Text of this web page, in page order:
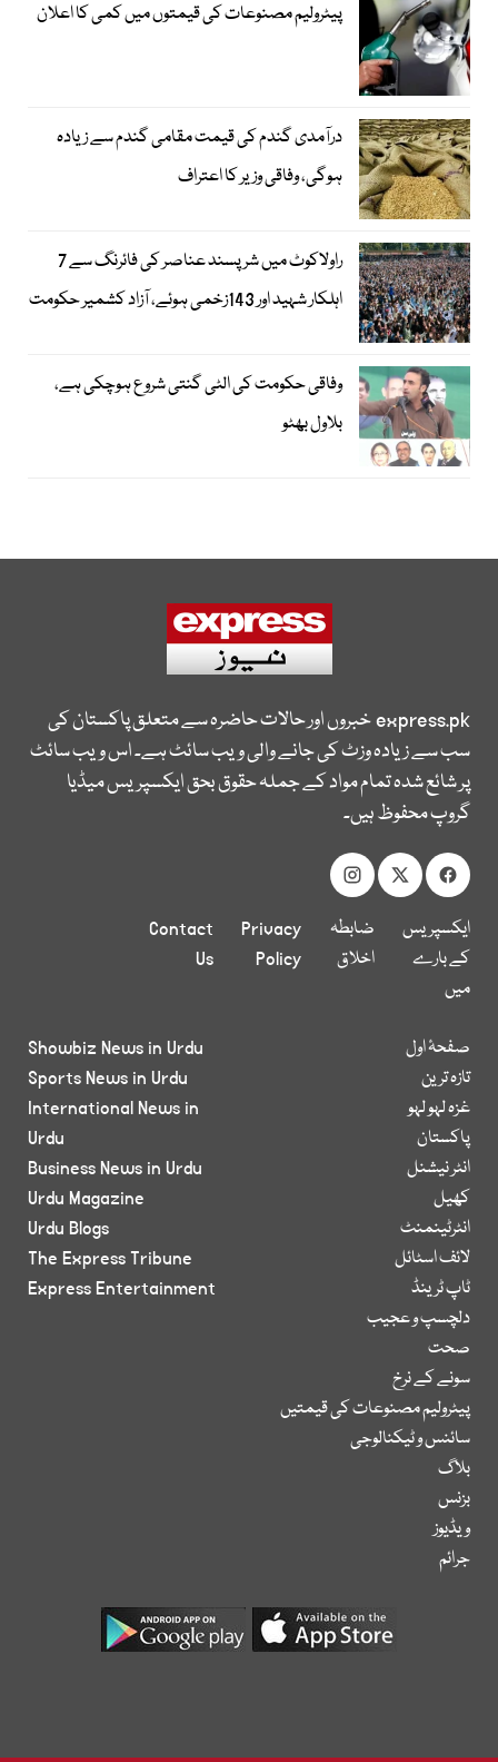
پیٹرولیم مصنوعات کی قیمتوں میں کمی کا اعلان
درآمدی گندم کی قیمت مقامی گندم سے زیادہ
ہوگی، وفاقی وزیر کا اعتراف
راولاکوٹ میں شرپسند عناصر کی فائرنگ سے 7
اہلکار شہید اور 143زخمی ہوئے، آزاد کشمیر حکومت
وفاقی حکومت کی الٹی گنتی شروع ہوچکی ہے،
بلاول بھٹو
express.pkخبروں اور حالات حاضرہ سے متعلق پاکستان کی
سب سے زیادہ وزٹ کی جانے والی ویب سائٹ ہے۔ اس ویب سائٹ
پر شائع شدہ تمام مواد کے جملہ حقوق بحق ایکسپریس میڈیا
گروپ محفوظ ہیں۔
ایکسپریس
کے بارے
میں
ضابطہ
اخلاق
Privacy
Policy
Contact
Us
صفحۂ اول
تازہ ترین
غزہ لہو لہو
پاکستان
انٹر نیشنل
کھیل
انٹرٹینمنٹ
لائف اسٹائل
ٹاپ ٹرینڈ
دلچسپ و عجیب
صحت
سونے کے نرخ
پیٹرولیم مصنوعات کی قیمتیں
سائنس و ٹیکنالوجی
بلاگ
بزنس
ویڈیوز
جرائم
Showbiz News in Urdu
Sports News in Urdu
International News in
Urdu
Business News in Urdu
Urdu Magazine
Urdu Blogs
The Express Tribune
Express Entertainment